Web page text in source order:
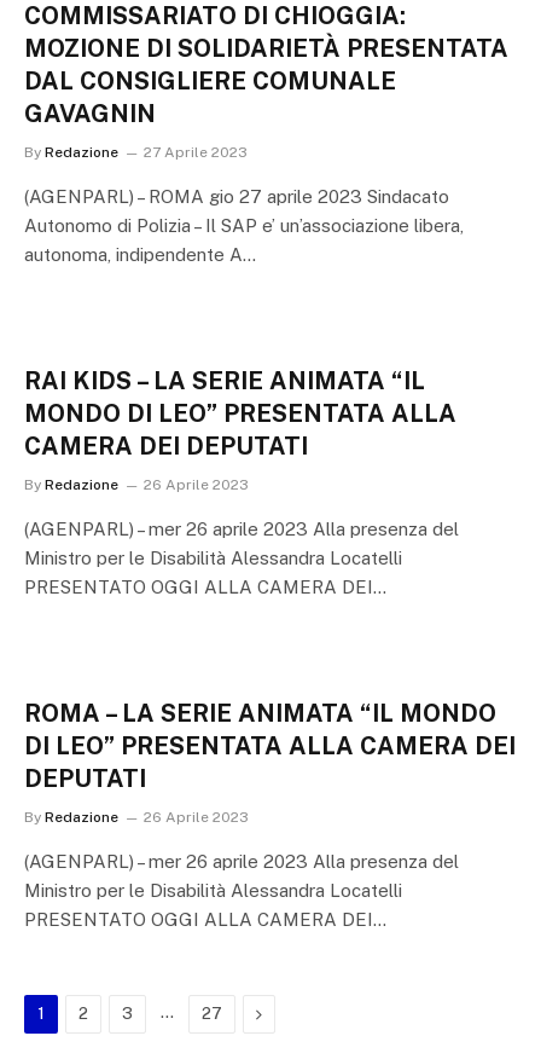
COMMISSARIATO DI CHIOGGIA:
MOZIONE DI SOLIDARIETÀ PRESENTATA
DAL CONSIGLIERE COMUNALE
GAVAGNIN
By Redazione 27 Aprile 2023
(AGENPARL) – ROMA gio 27 aprile 2023 Sindacato
Autonomo di Polizia – Il SAP e’ un’associazione libera,
autonoma, indipendente A…
RAI KIDS – LA SERIE ANIMATA “IL
MONDO DI LEO” PRESENTATA ALLA
CAMERA DEI DEPUTATI
By Redazione 26 Aprile 2023
(AGENPARL) – mer 26 aprile 2023 Alla presenza del
Ministro per le Disabilità Alessandra Locatelli
PRESENTATO OGGI ALLA CAMERA DEI…
ROMA – LA SERIE ANIMATA “IL MONDO
DI LEO” PRESENTATA ALLA CAMERA DEI
DEPUTATI
By Redazione 26 Aprile 2023
(AGENPARL) – mer 26 aprile 2023 Alla presenza del
Ministro per le Disabilità Alessandra Locatelli
PRESENTATO OGGI ALLA CAMERA DEI…
1 2 3 … 27 Next